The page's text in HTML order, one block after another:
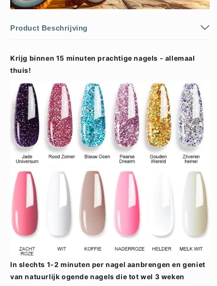
Product Beschrijving
Krijg binnen 15 minuten prachtige nagels - allemaal
thuis!
In slechts 1-2 minuten per nagel aanbrengen en geniet
van natuurlijk ogende nagels die tot wel 3 weken